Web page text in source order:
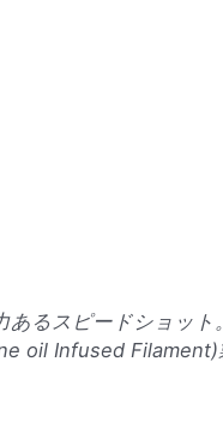
あるスピードショッ
oil Infused